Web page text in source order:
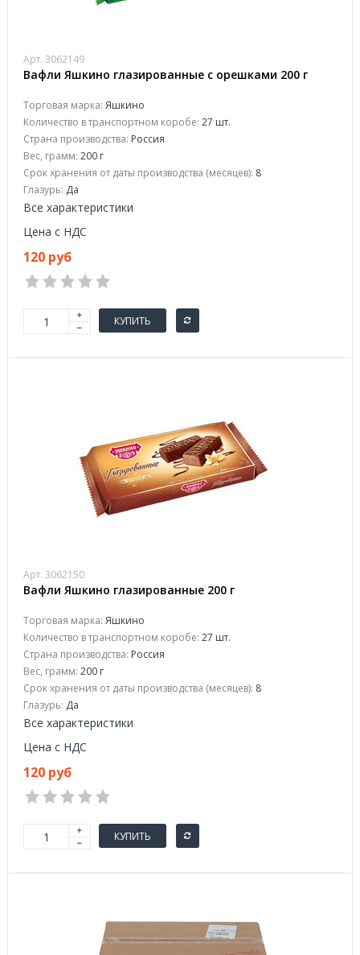
Арт. 3062149
Вафли Яшкино глазированные с орешками 200 г
Торговая марка: Яшкино
Количество в транспортном коробе: 27 шт.
Страна производства: Россия
Вес, грамм: 200 г
Срок хранения от даты производства (месяцев): 8
Глазурь: Да
Все характеристики
Цена с НДС
120 руб
КУПИТЬ
Арт. 3062150
Вафли Яшкино глазированные 200 г
Торговая марка: Яшкино
Количество в транспортном коробе: 27 шт.
Страна производства: Россия
Вес, грамм: 200 г
Срок хранения от даты производства (месяцев): 8
Глазурь: Да
Все характеристики
Цена с НДС
120 руб
КУПИТЬ